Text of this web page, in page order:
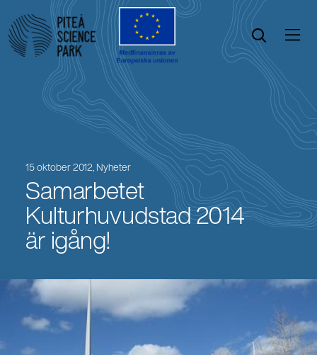
Öppna sök
Öppna menyn
15 oktober 2012, Nyheter
Samarbetet
Kulturhuvudstad 2014
är igång!